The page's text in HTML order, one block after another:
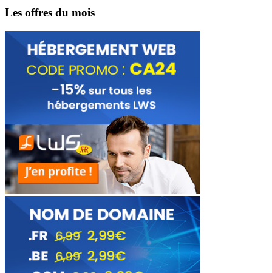
Les offres du mois